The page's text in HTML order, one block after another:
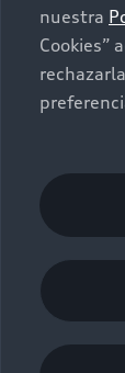
nuestra
Cookies”
Contáctanos
Citas de
Utilizamos
web y tu
cookies.
Aviso de